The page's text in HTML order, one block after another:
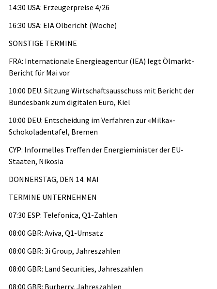
14:30 USA: Erzeugerpreise 4/26
16:30 USA: EIA Ölbericht (Woche)
SONSTIGE TERMINE
FRA: Internationale Energieagentur (IEA) legt Ölmarkt-
Bericht für Mai vor
10:00 DEU: Sitzung Wirtschaftsausschuss mit Bericht der
Bundesbank zum digitalen Euro, Kiel
10:00 DEU: Entscheidung im Verfahren zur «Milka»-
Schokoladentafel, Bremen
CYP: Informelles Treffen der Energieminister der EU-
Staaten, Nikosia
DONNERSTAG, DEN 14. MAI
TERMINE UNTERNEHMEN
07:30 ESP: Telefonica, Q1-Zahlen
08:00 GBR: Aviva, Q1-Umsatz
08:00 GBR: 3i Group, Jahreszahlen
08:00 GBR: Land Securities, Jahreszahlen
08:00 GBR: Burberry, Jahreszahlen